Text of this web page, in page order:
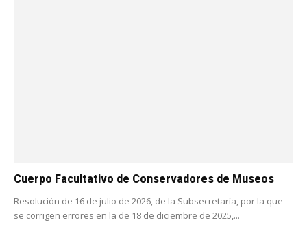
Cuerpo Facultativo de Conservadores de Museos
Resolución de 16 de julio de 2026, de la Subsecretaría, por la que
se corrigen errores en la de 18 de diciembre de 2025,...